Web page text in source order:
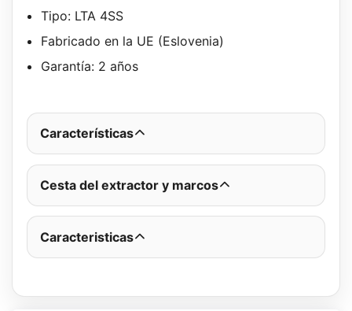
Tipo: LTA 4SS
Fabricado en la UE (Eslovenia)
Garantía: 2 años
Características
Cesta del extractor y marcos
Caracteristicas